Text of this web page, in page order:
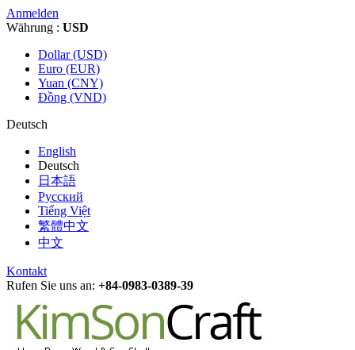
Anmelden
Währung : USD
Dollar (USD)
Euro (EUR)
Yuan (CNY)
Đồng (VND)
Deutsch
English
Deutsch
日本語
Русский
Tiếng Việt
繁體中文
中文
Kontakt
Rufen Sie uns an: +84-0983-0389-39